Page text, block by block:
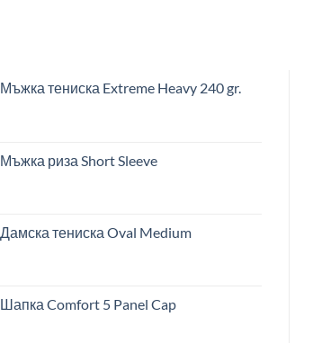
Мъжка тениска Extreme Heavy 240 gr.
Мъжка риза Short Sleeve
Дамска тениска Oval Medium
Шапка Comfort 5 Panel Cap